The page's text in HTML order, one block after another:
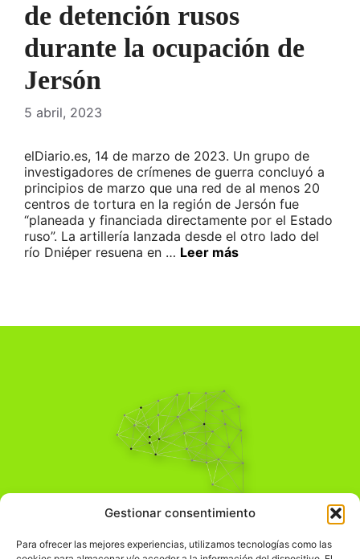
Gestionar consentimiento
Para ofrecer las mejores experiencias, utilizamos tecnologías como las
de detención rusos
durante la ocupación de
Jersón
5 abril, 2023
elDiario.es, 14 de marzo de 2023. Un grupo de
investigadores de crímenes de guerra concluyó a
principios de marzo que una red de al menos 20
centros de tortura en la región de Jersón fue
“planeada y financiada directamente por el Estado
ruso”. La artillería lanzada desde el otro lado del
río Dniéper resuena en … Leer más
Pensamiento Crítico
Comprender el mundo para transformarlo.